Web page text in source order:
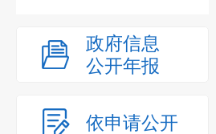
政府信息
公开年报
依申请公开